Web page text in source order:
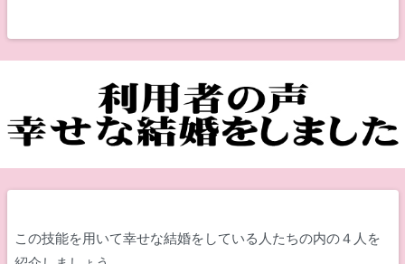
この技能を用いて幸せな結婚をしている人たちの内の４人を